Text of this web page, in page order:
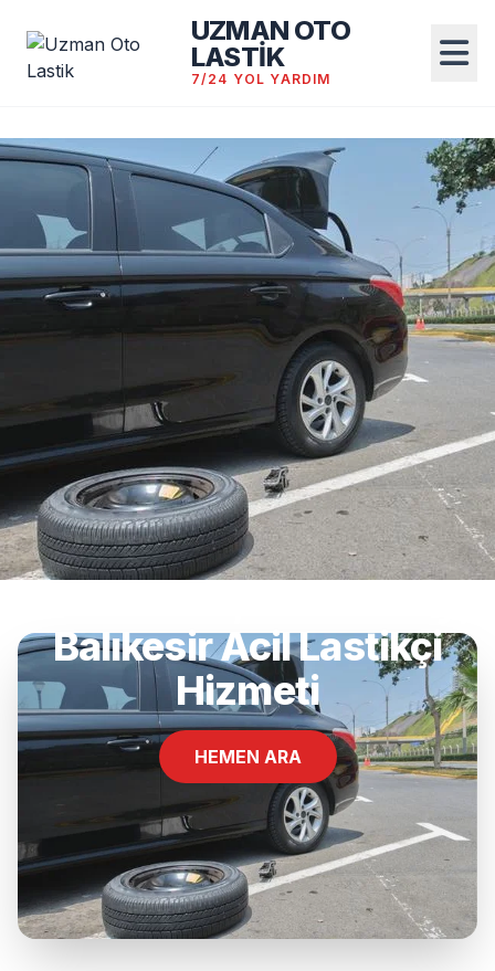
UZMAN OTO
LASTİK
7/24 YOL YARDIM
Balıkesir Acil Lastikçi
Hizmeti
HEMEN ARA